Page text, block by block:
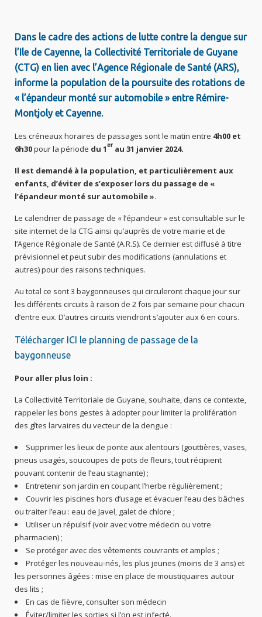
Dans le cadre des actions de lutte contre la dengue sur
l’Ile de Cayenne, la Collectivité Territoriale de Guyane
(CTG) en lien avec l’Agence Régionale de Santé (ARS),
informe la population de la poursuite des rotations de
« l’épandeur monté sur automobile » entre Rémire-
Montjoly et Cayenne.
Les créneaux horaires de passages sont le matin entre 4h00 et
6h30pour la période du 1er au 31 janvier 2024.
Il est demandé à la population, et particulièrement aux
enfants, d’éviter de s’exposer lors du passage de «
l’épandeur monté sur automobile ».
Le calendrier de passage de « l’épandeur » est consultable sur le
site internet de la CTG ainsi qu’auprès de votre mairie et de
l’Agence Régionale de Santé (A.R.S). Ce dernier est diffusé à titre
prévisionnel et peut subir des modifications (annulations et
autres) pour des raisons techniques.
Au total ce sont 3 baygonneuses qui circuleront chaque jour sur
les différents circuits à raison de 2 fois par semaine pour chacun
d’entre eux. D’autres circuits viendront s’ajouter aux 6 en cours.
Télécharger ICI le planning de passage de la
baygonneuse
Pour aller plus loin :
La Collectivité Territoriale de Guyane, souhaite, dans ce contexte,
rappeler les bons gestes à adopter pour limiter la prolifération
des gîtes larvaires du vecteur de la dengue :
Supprimer les lieux de ponte aux alentours (gouttières, vases,
pneus usagés, soucoupes de pots de fleurs, tout récipient
pouvant contenir de l’eau stagnante) ;
Entretenir son jardin en coupant l’herbe régulièrement ;
Couvrir les piscines hors d’usage et évacuer l’eau des bâches
ou traiter l’eau : eau de Javel, galet de chlore ;
Utiliser un répulsif (voir avec votre médecin ou votre
pharmacien) ;
Se protéger avec des vêtements couvrants et amples ;
Protéger les nouveau-nés, les plus jeunes (moins de 3 ans) et
les personnes âgées : mise en place de moustiquaires autour
des lits ;
En cas de fièvre, consulter son médecin
Éviter/limiter les sorties si l’on est infecté.